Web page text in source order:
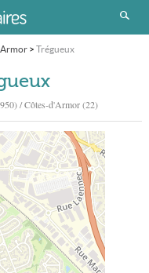
> Trégueux
/ Côtes-d'Armor (22)